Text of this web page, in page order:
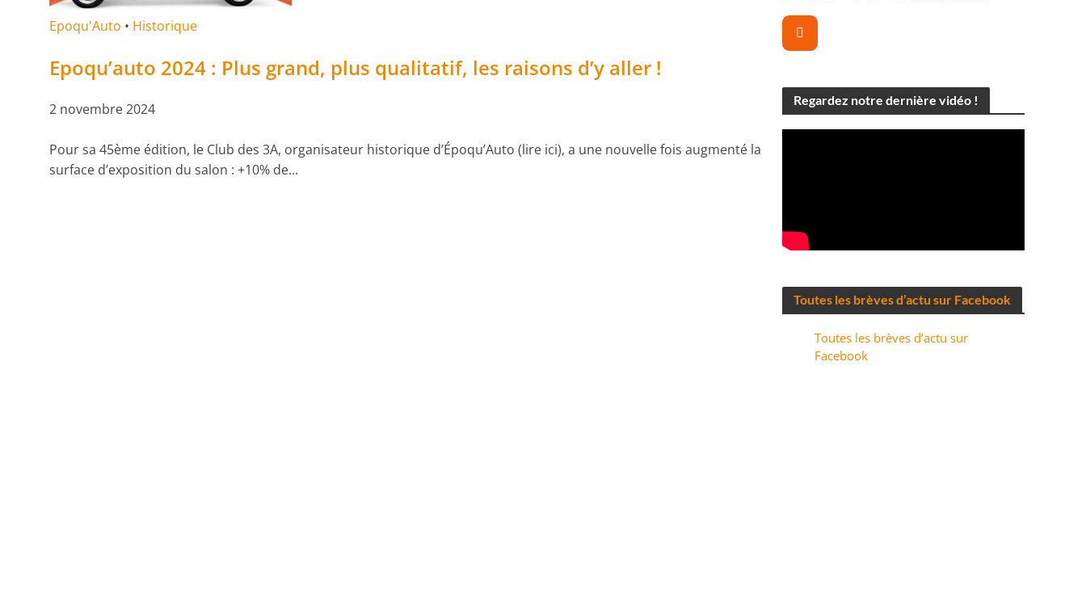
Epoqu'Auto • Historique
Epoqu’auto 2024 : Plus grand, plus qualitatif, les raisons d’y aller !
2 novembre 2024
Pour sa 45ème édition, le Club des 3A, organisateur historique d’Époqu’Auto (lire ici), a une nouvelle fois augmenté la
surface d’exposition du salon : +10% de...
Regardez notre dernière vidéo !
Toutes les brèves d’actu sur Facebook
Toutes les brèves d’actu sur
Facebook